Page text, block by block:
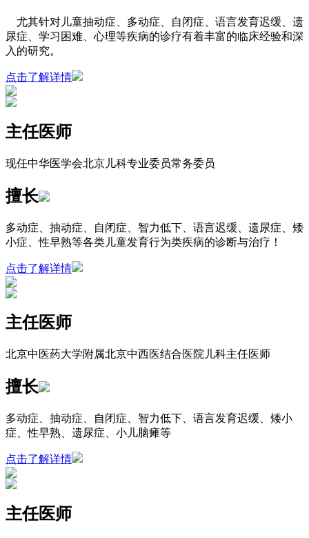
尤其针对儿童抽动症、多动症、自闭症、语言发育迟缓、遗
尿症、学习困难、心理等疾病的诊疗有着丰富的临床经验和深
入的研究。
点击了解详情
主任医师
现任中华医学会北京儿科专业委员常务委员
擅长
多动症、抽动症、自闭症、智力低下、语言迟缓、遗尿症、矮
小症、性早熟等各类儿童发育行为类疾病的诊断与治疗！
点击了解详情
主任医师
北京中医药大学附属北京中西医结合医院儿科主任医师
擅长
多动症、抽动症、自闭症、智力低下、语言发育迟缓、矮小
症、性早熟、遗尿症、小儿脑瘫等
点击了解详情
主任医师